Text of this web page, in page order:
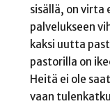
sisällä, on virta
palvelukseen
kaksi uutta
pastorilla on
Heitä ei ole
vaan